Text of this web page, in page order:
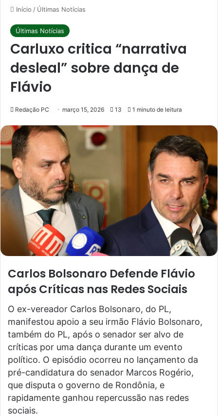
Início / Últimas Notícias
Últimas Notícias
Carluxo critica “narrativa
desleal” sobre dança de
Flávio
Redação PC março 15, 2026 13 1 minuto de leitura
Carlos Bolsonaro Defende Flávio
após Críticas nas Redes Sociais
O ex-vereador Carlos Bolsonaro, do PL,
manifestou apoio a seu irmão Flávio Bolsonaro,
também do PL, após o senador ser alvo de
críticas por uma dança durante um evento
político. O episódio ocorreu no lançamento da
pré-candidatura do senador Marcos Rogério,
que disputa o governo de Rondônia, e
rapidamente ganhou repercussão nas redes
sociais.